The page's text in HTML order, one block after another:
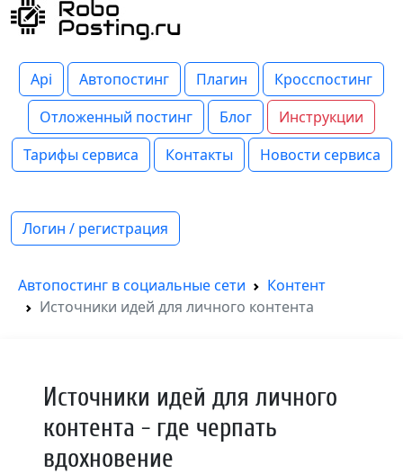
Api Автопостинг Плагин
Кросспостинг
Отложенный постинг
Блог
Инструкции
Тарифы сервиса
Контакты Новости сервиса
Логин / регистрация
Автопостинг в социальные сети
Контент
Источники идей для личного контента
Источники идей для личного
контента - где черпать
вдохновение